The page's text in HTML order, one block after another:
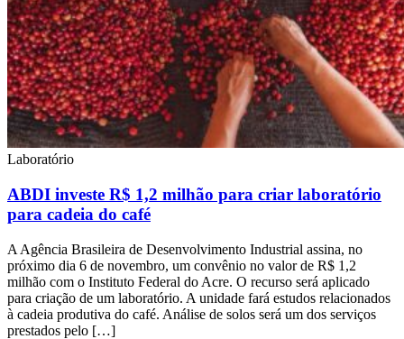
Laboratório
ABDI investe R$ 1,2 milhão para criar laboratório
para cadeia do café
A Agência Brasileira de Desenvolvimento Industrial assina, no
próximo dia 6 de novembro, um convênio no valor de R$ 1,2
milhão com o Instituto Federal do Acre. O recurso será aplicado
para criação de um laboratório. A unidade fará estudos relacionados
à cadeia produtiva do café. Análise de solos será um dos serviços
prestados pelo […]